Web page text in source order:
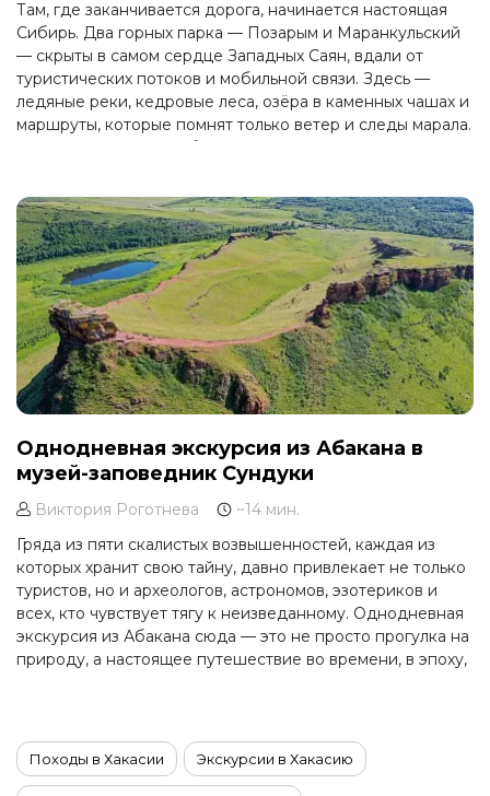
Там, где заканчивается дорога, начинается настоящая
Сибирь. Два горных парка — Позарым и Маранкульский
— скрыты в самом сердце Западных Саян, вдали от
туристических потоков и мобильной связи. Здесь —
ледяные реки, кедровые леса, озёра в каменных чашах и
маршруты, которые помнят только ветер и следы марала.
Рассказываем, как добраться, что увидеть, и почему
с вами надолго.
Однодневная экскурсия из Абакана в
музей-заповедник Сундуки
Виктория Роготнева
~14 мин.
Гряда из пяти скалистых возвышенностей, каждая из
которых хранит свою тайну, давно привлекает не только
туристов, но и археологов, астрономов, эзотериков и
всех, кто чувствует тягу к неизведанному. Однодневная
экскурсия из Абакана сюда — это не просто прогулка на
природу, а настоящее путешествие во времени, в эпоху,
Походы в Хакасии Экскурсии в Хакасию